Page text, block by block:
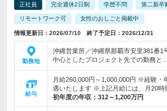
正社員 完全週休2日制 学歴不問 第二新卒
リモートワーク可 女性のおしごと掲載中
情報更新日：2026/07/10 終了予定日：2026/12/31
勤務地
沖縄営業所／沖縄県那覇市安里381番
中心としたプロジェクト先での勤務と…
給与
月給260,000円～1,000,000円 ※経験・
遇いたします ※上記月給には、月20時
初年度の年収： 312～1,200万円